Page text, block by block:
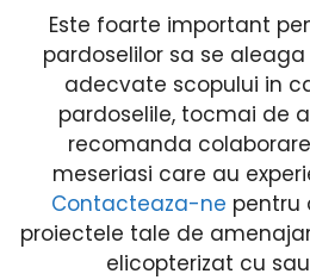
Este foarte important
pardoselilor sa se
adecvate scopului in
pardoselile, tocmai de
recomanda
meseriasi care au
Contacteaza-ne pentru
proiectele tale de
elicopterizat cu